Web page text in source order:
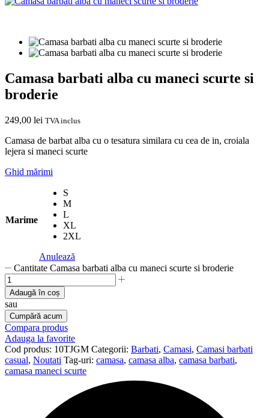
Camasa barbati alba cu maneci scurte si
broderie
249,00 lei TVA inclus
Camasa de barbat alba cu o tesatura similara cu cea de in, croiala
lejera si maneci scurte
Ghid mărimi
Marime
S
M
L
XL
2XL
Anulează
Cantitate Camasa barbati alba cu maneci scurte si broderie
Adaugă în coș
sau
Cumpără acum
Compara produs
Adauga la favorite
Cod produs: 10TJGM Categorii: Barbati, Camasi, Camasi barbati
casual, Noutati Tag-uri: camasa, camasa alba, camasa barbati,
camasa maneci scurte